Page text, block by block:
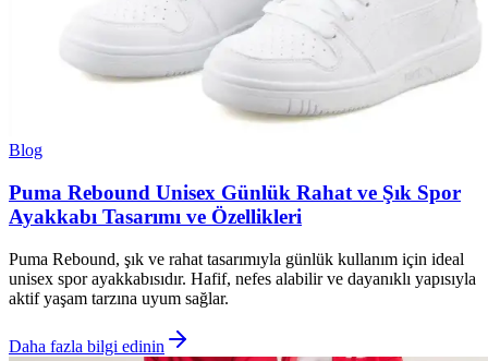
Blog
Puma Rebound Unisex Günlük Rahat ve Şık Spor
Ayakkabı Tasarımı ve Özellikleri
Puma Rebound, şık ve rahat tasarımıyla günlük kullanım için ideal
unisex spor ayakkabısıdır. Hafif, nefes alabilir ve dayanıklı yapısıyla
aktif yaşam tarzına uyum sağlar.
Daha fazla bilgi edinin